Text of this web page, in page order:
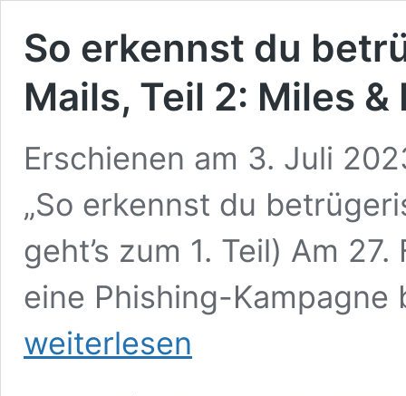
So erkennst du
Mails, Teil 2: Miles
Erschienen am 3. Juli
„So erkennst du
geht’s zum 1. Teil) Am
eine Phishing-
weiterlesen